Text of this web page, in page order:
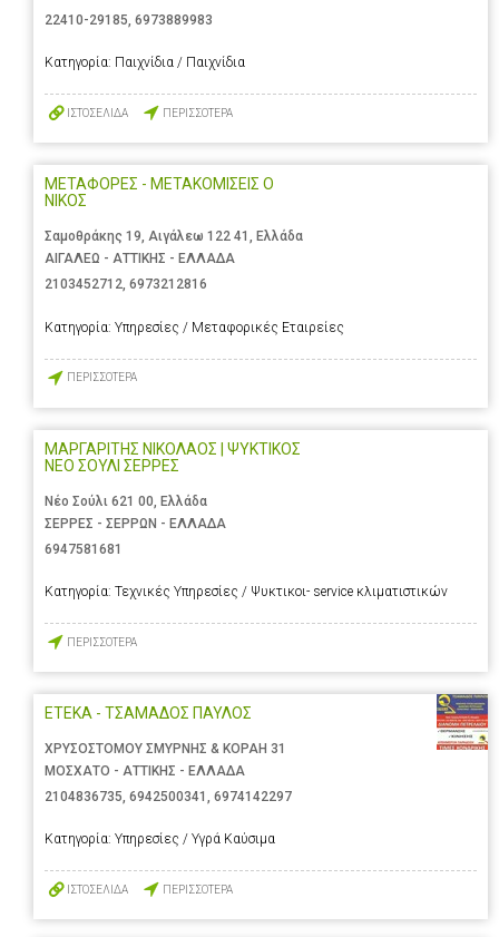
22410-29185, 6973889983
Κατηγορία: Παιχνίδια / Παιχνίδια
ΙΣΤΟΣΕΛΙΔΑ ΠΕΡΙΣΣΟΤΕΡΑ
ΜΕΤΑΦΟΡΕΣ - ΜΕΤΑΚΟΜΙΣΕΙΣ Ο
ΝΙΚΟΣ
Σαμοθράκης 19, Αιγάλεω 122 41, Ελλάδα
ΑΙΓΑΛΕΩ - ΑΤΤΙΚΗΣ - ΕΛΛΑΔΑ
2103452712, 6973212816
Κατηγορία: Υπηρεσίες / Μεταφορικές Εταιρείες
ΠΕΡΙΣΣΟΤΕΡΑ
ΜΑΡΓΑΡΙΤΗΣ ΝΙΚΟΛΑΟΣ | ΨΥΚΤΙΚΟΣ
ΝΕΟ ΣΟΥΛΙ ΣΕΡΡΕΣ
Νέο Σούλι 621 00, Ελλάδα
ΣΕΡΡΕΣ - ΣΕΡΡΩΝ - ΕΛΛΑΔΑ
6947581681
Κατηγορία: Τεχνικές Υπηρεσίες / Ψυκτικοι- service κλιματιστικών
ΠΕΡΙΣΣΟΤΕΡΑ
ΕΤΕΚΑ - ΤΣΑΜΑΔΟΣ ΠΑΥΛΟΣ
ΧΡΥΣΟΣΤΟΜΟΥ ΣΜΥΡΝΗΣ & ΚΟΡΑΗ 31
ΜΟΣΧΑΤΟ - ΑΤΤΙΚΗΣ - ΕΛΛΑΔΑ
2104836735, 6942500341 , 6974142297
Κατηγορία: Υπηρεσίες / Υγρά Καύσιμα
ΙΣΤΟΣΕΛΙΔΑ ΠΕΡΙΣΣΟΤΕΡΑ